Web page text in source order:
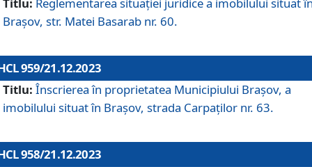
Titlu: Reglementarea situației juridice a imobilului situat
Brașov, str. Matei Basarab nr. 60.
959/21.12.2023
Titlu: Înscrierea în proprietatea Municipiului Brașov, a
imobilului situat în Brașov, strada Carpaților nr. 63.
958/21.12.2023